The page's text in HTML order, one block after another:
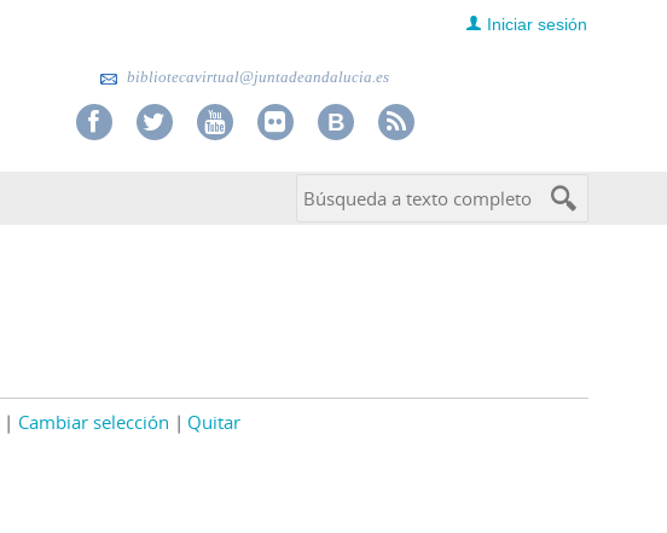
Iniciar sesión
bibliotecavirtual@juntadeandalucia.es
Cambiar selección Quitar